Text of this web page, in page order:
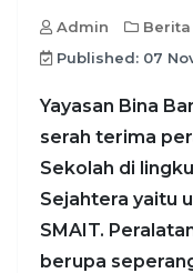
Admin
Berita
Published: 07
Yayasan Bina
serah terima
Sekolah di
Sejahtera yaitu
SMAIT.
berupa